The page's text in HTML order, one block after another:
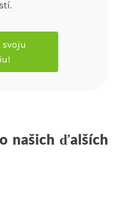
svoju
našich ďalších